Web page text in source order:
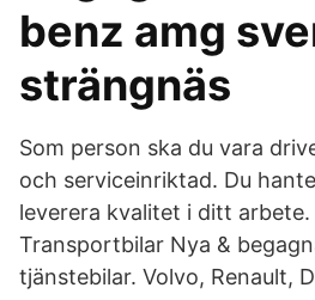
benz amg
strängnäs
Som person ska du vara
och serviceinriktad. Du
leverera kvalitet i ditt arbete.
Transportbilar Nya &
tjänstebilar. Volvo, Renault,